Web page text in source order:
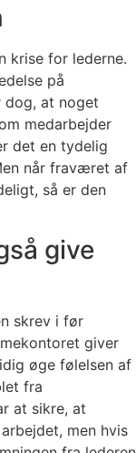
krise for lederne.
på
dog, at noget
medarbejder
det en tydelig
når fraværet af
så er den
give
skrev i før
giver
øge følelsen af
fra
at sikre, at
men hvis